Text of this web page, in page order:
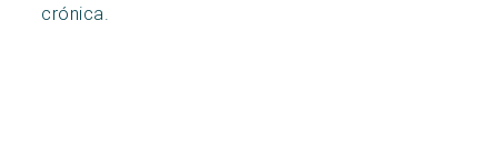
crónica.